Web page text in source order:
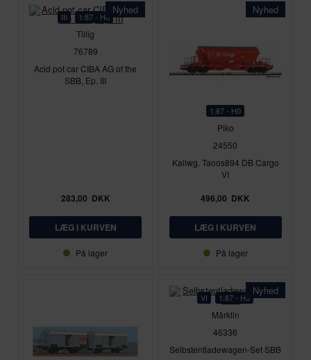
Nyhed
III 1:87 - H0
Tillig
76789
Acid pot car CIBA AG of the
SBB, Ep. III
283,00 DKK
På lager
Nyhed
1:87 - H0
Piko
24550
Kaliwg. Taoos894 DB Cargo
VI
496,00 DKK
På lager
Nyhed
VI 1:87 - H0
Märklin
46336
Selbstentladewagen-Set SBB